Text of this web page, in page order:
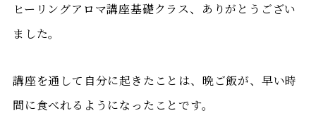
ヒーリングアロマ講座基礎クラス、ありがとうござい
ました。
講座を通して自分に起きたことは、晩ご飯が、早い時
間に食べれるようになったことです。